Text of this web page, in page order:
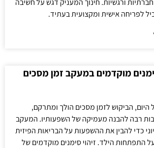
חברתיות ורגשיות. חינוך המעניק דגש על חשיבה
לפריחה אישית ומקצועית בעתיד.
מוקדמים במעקב זמן מסכים
היום, הביקוש לזמן מסכים הולך ומתרקם,
רבה להבנה מעמיקה של השפעותיו. המעקב
כדי להבין את ההשפעות על הבריאות הפיזית
התפתחות הילד. זיהוי סימנים מוקדמים של